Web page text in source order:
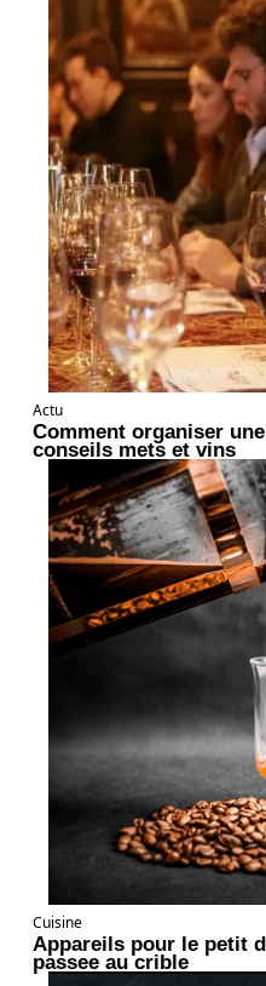
Actu
Comment organiser
conseils mets et vins
Cuisine
Appareils pour le petit
passee au crible